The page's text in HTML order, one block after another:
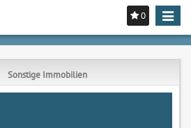
0
Toggle
Sonstige Immobilien